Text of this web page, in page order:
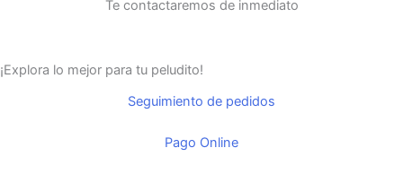
Te contactaremos de inmediato
¡Explora lo mejor para tu peludito!
Seguimiento de pedidos
Pago Online